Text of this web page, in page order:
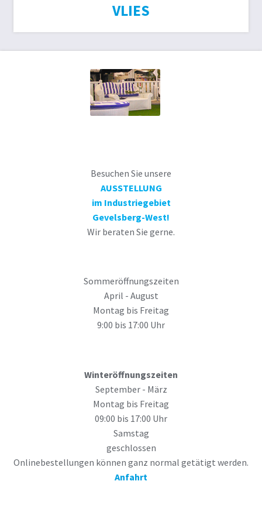
VLIES
Besuchen Sie unsere
AUSSTELLUNG
im Industriegebiet
Gevelsberg-West!
Wir beraten Sie gerne.
Sommeröffnungszeiten
April - August
Montag bis Freitag
9:00 bis 17:00 Uhr
Winteröffnungszeiten
September - März
Montag bis Freitag
09:00 bis 17:00 Uhr
Samstag
geschlossen
Onlinebestellungen können ganz normal getätigt werden.
Anfahrt